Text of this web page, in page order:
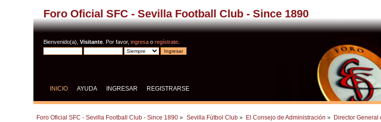
Foro Oficial SFC - Sevilla Football Club - Since 1890
Bienvenido(a),Visitante . Por favor,ingresa oregístrate
INICIO AYUDA INGRESAR REGISTRARSE
Foro Oficial SFC - Sevilla Football Club - Since 1890 » Sevilla Fútbol Club» El Consejo de Administración » Director General